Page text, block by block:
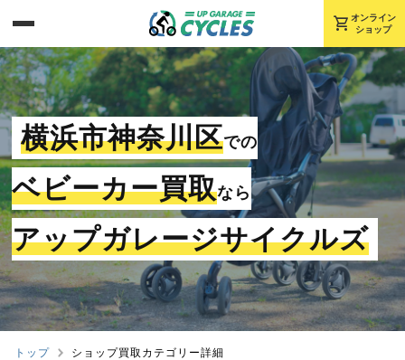
shopping_cart オンライン
ショップ
横浜市神奈川区での
ベビーカー買取なら
アップガレージサイクルズ
トップ ショップ買取カテゴリー詳細